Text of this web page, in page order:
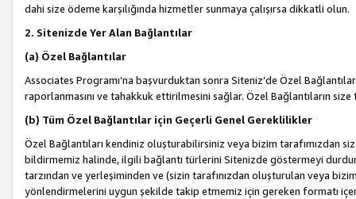
dahi size ödeme karşılığında hizmetler sunmaya çalışırsa dikkatli olun.
2. Sitenizde Yer Alan Bağlantılar
(a) Özel Bağlantılar
Associates Programı’na başvurduktan sonra Siteniz’de Özel
raporlanmasını ve tahakkuk ettirilmesini sağlar. Özel Bağlantıların
(b) Tüm Özel Bağlantılar için Geçerli Genel Gereklilikler
Özel Bağlantıları kendiniz oluşturabilirsiniz veya bizim tarafımızdan
bildirmemiz halinde, ilgili bağlantı türlerini Sitenizde göstermeyi
tarzından ve yerleşiminden ve (sizin tarafınızdan oluşturulan veya
yönlendirmelerini uygun şekilde takip etmemiz için gereken formatı